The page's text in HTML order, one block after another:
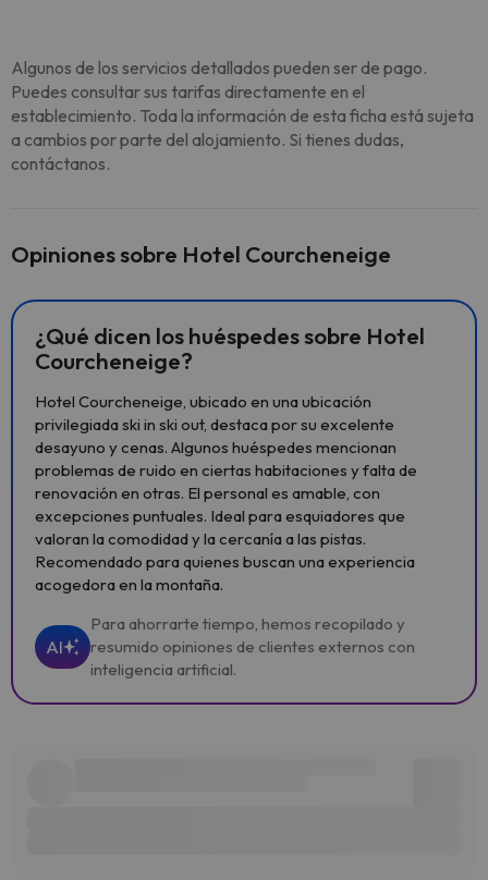
Algunos de los servicios detallados pueden ser de pago.
Puedes consultar sus tarifas directamente en el
establecimiento. Toda la información de esta ficha está sujeta
a cambios por parte del alojamiento. Si tienes dudas,
contáctanos.
Opiniones sobre Hotel Courcheneige
¿Qué dicen los huéspedes sobre Hotel
Courcheneige?
Hotel Courcheneige, ubicado en una ubicación
privilegiada ski in ski out, destaca por su excelente
desayuno y cenas. Algunos huéspedes mencionan
problemas de ruido en ciertas habitaciones y falta de
renovación en otras. El personal es amable, con
excepciones puntuales. Ideal para esquiadores que
valoran la comodidad y la cercanía a las pistas.
Recomendado para quienes buscan una experiencia
acogedora en la montaña.
AI
Para ahorrarte tiempo, hemos recopilado y
resumido opiniones de clientes externos con
inteligencia artificial.